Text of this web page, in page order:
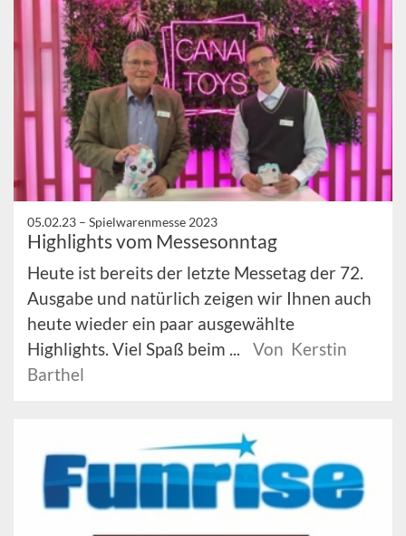
05.02.23 – Spielwarenmesse 2023
Highlights vom Messesonntag
Heute ist bereits der letzte Messetag der 72.
Ausgabe und natürlich zeigen wir Ihnen auch
heute wieder ein paar ausgewählte
Highlights. Viel Spaß beim ...
Von Kerstin
Barthel